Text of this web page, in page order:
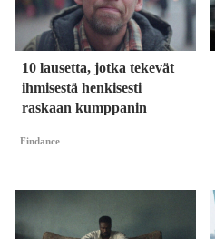
10 lausetta, jotka tekevät
ihmisestä henkisesti
raskaan kumppanin
Findance